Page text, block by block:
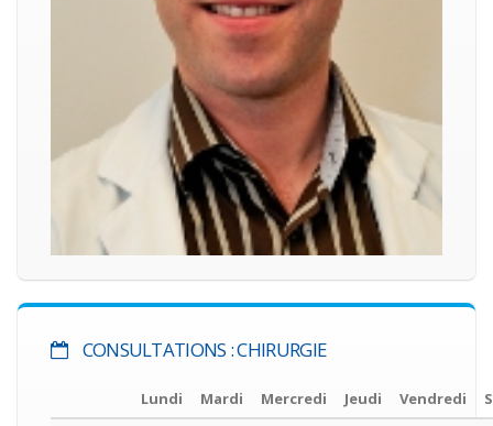
CONSULTATIONS : CHIRURGIE
Lundi Mardi Mercredi Jeudi Vendredi